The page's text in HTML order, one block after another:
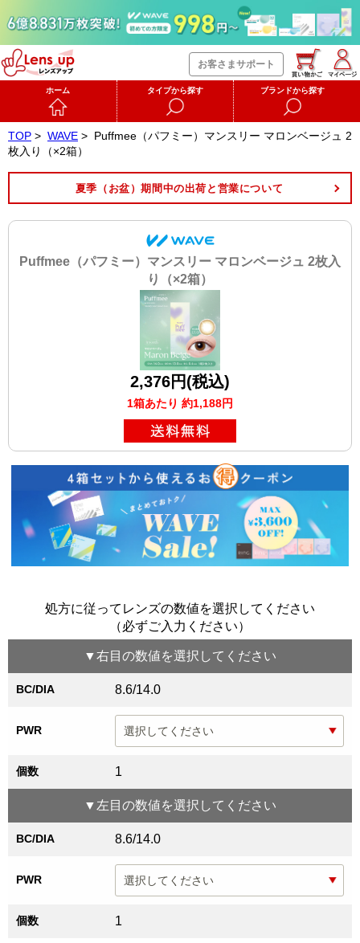
お客さまサポート
ホーム タイプから探す ブランドから探す
TOP > WAVE > Puffmee（パフミー）マンスリー マロンベージュ 2
枚入り（×2箱）
夏季（お盆）期間中の出荷と営業について
Puffmee（パフミー）マンスリー マロンベージュ 2枚入
り（×2箱）
2,376円(税込)
1箱あたり 約1,188円
処方に従ってレンズの数値を選択してください
（必ずご入力ください）
▼右目 の数値を選択してください
BC/DIA 8.6/14.0
PWR
個数 1
▼ 左目 の数値を選択してください
BC/DIA 8.6/14.0
PWR
個数 1